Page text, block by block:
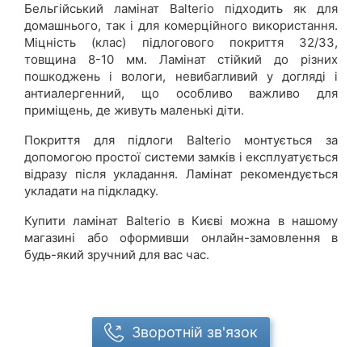
Бельгійський ламінат Balterio підходить як для
домашнього, так і для комерційного використання.
Міцність (клас) підлогового покриття 32/33,
товщина 8-10 мм. Ламінат стійкий до різних
пошкоджень і вологи, невибагливий у догляді і
антиалергенний, що особливо важливо для
приміщень, де живуть маленькі діти.
Покриття для підлоги Balterio монтується за
допомогою простої системи замків і експлуатується
відразу після укладання. Ламінат рекомендується
укладати на підкладку.
Купити ламінат Balterio в Києві можна в нашому
магазині або оформивши онлайн-замовлення в
будь-який зручний для вас час.
Зворотній зв'язок